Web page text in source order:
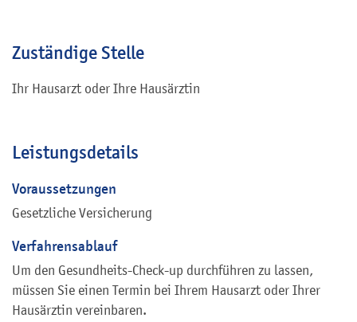
Zuständige Stelle
Ihr Hausarzt oder Ihre Hausärztin
Leistungsdetails
Voraussetzungen
Gesetzliche Versicherung
Verfahrensablauf
Um den Gesundheits-Check-up durchführen zu lassen,
müssen Sie einen Termin bei Ihrem Hausarzt oder Ihrer
Hausärztin vereinbaren.